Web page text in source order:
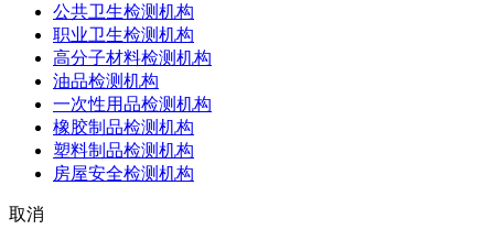
公共卫生检测机构
职业卫生检测机构
高分子材料检测机构
油品检测机构
一次性用品检测机构
橡胶制品检测机构
塑料制品检测机构
房屋安全检测机构
取消